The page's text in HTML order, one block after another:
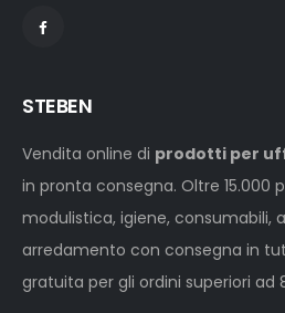
STEBEN
Vendita online di prodotti per
in pronta consegna. Oltre 15.000
modulistica, igiene, consumabili,
arredamento con consegna in
gratuita per gli ordini superiori ad